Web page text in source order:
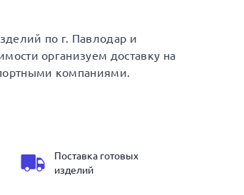
по г. Павлодар и
организуем доставку на
компаниями.
Поставка готовых
изделий